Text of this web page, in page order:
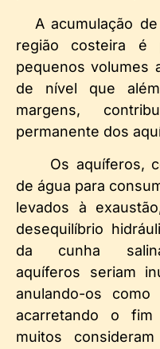
A acumulação de
região costeira é
pequenos volumes
de nível que
margens,
permanente dos
Os aquíferos,
de água para
levados à
desequilíbrio
da cunha
aquíferos seriam
anulando-os
acarretando o
muitos